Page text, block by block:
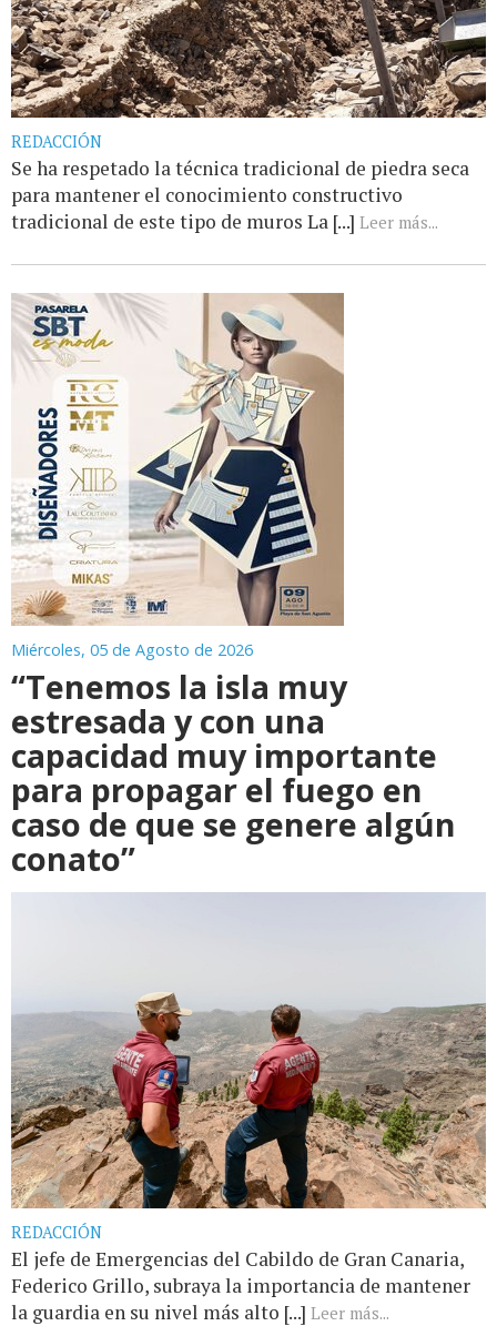
REDACCIÓN
Se ha respetado la técnica tradicional de piedra seca
para mantener el conocimiento constructivo
tradicional de este tipo de muros La [...] Leer más...
Miércoles, 05 de Agosto de 2026
“Tenemos la isla muy
estresada y con una
capacidad muy importante
para propagar el fuego en
caso de que se genere algún
conato”
REDACCIÓN
El jefe de Emergencias del Cabildo de Gran Canaria,
Federico Grillo, subraya la importancia de mantener
la guardia en su nivel más alto [...] Leer más...